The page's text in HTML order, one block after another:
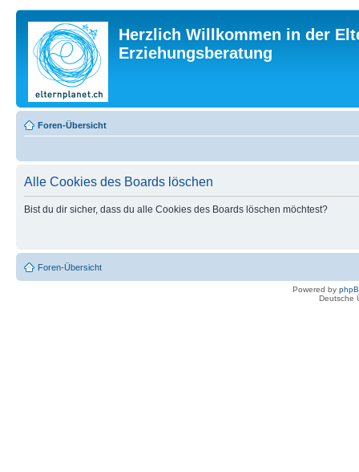
Herzlich Willkommen in der
Erziehungsberatung
Foren-Übersicht
Alle Cookies des Boards löschen
Bist du dir sicher, dass du alle Cookies des Boards löschen möchtest?
Foren-Übersicht
Powered by
Deutsche